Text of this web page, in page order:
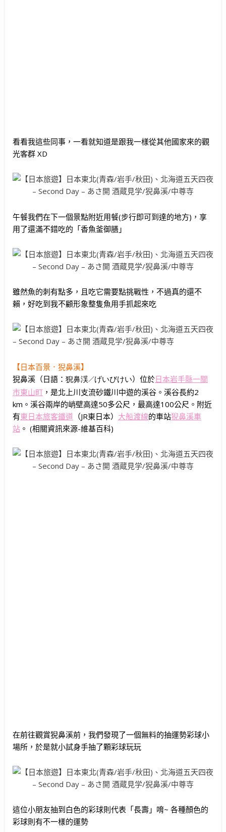
看看我這些同事，一看就知道是跟我一樣從其他國家來的觀
光客群 XD
午餐我們在下一個景點附近用餐(步行即可到達的地方)，享
用了還滿不錯吃的「香魚釜御膳」
雖然魚的刺有點多，且吃它需要點挑戰性，不過真的還不
賴，好吃到我不顧形象整隻魚用手抓起來吃
【日本百景．猊鼻溪】
猊鼻溪（日語： 猊鼻渓／げいびけい）位於日本岩手縣一關
市東山町 ，是北上川支流砂鐵川中遊的溪谷。溪谷長約2
km。溪谷兩岸的峭壁高達50多公尺，最高達100公尺。附近
有東日本旅客鐵道 （JR東日本） 大船渡線的車站猊鼻溪車
站 。 (相關資訊來源-維基百科)
在前往觀賞猊鼻溪前，我們發現了一個無料的抽運勢彩球小
場所，於是就小試身手抽了顆彩球玩玩
這位小朋友抽到白色的彩球則代表「長壽」唷~ 各種顏色的
彩球則有不一樣的運勢